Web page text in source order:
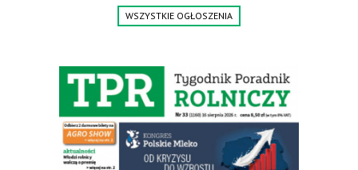
WSZYSTKIE OGŁOSZENIA